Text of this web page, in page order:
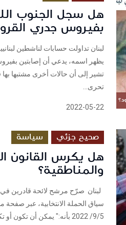
هل سجل الجنوب
بفيروس جدري
لبنان تداولت حسابات لناشطين
يظهر اسمه، يدعي أن إصابتين
تشير إلى أن حالات أخرى مشتبها
تحرى...
2022-05-22
صحيح جزئي سياسة
هل يكرس القانون
والمناطقية؟
لبنان صرّح مرشح لائحة قادرين في
سياق الحملة الانتخابية، عبر
9/5/ 2022 بأنه:" يمكن أن تكون أو تكوني من مواليد بيروت أو من سكان...